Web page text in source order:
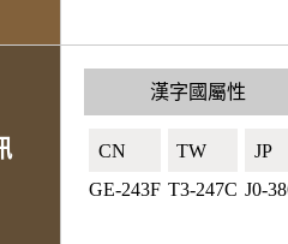
漢字國屬性
CN🇨🇳
GE-243F
TW🇹🇼
T3-247C
JP🇯🇵
J0-